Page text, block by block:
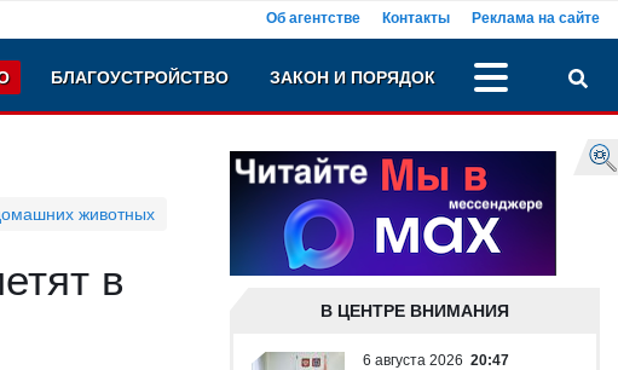
Об агентстве Контакты Реклама на сайте
БЛАГОУСТРОЙСТВО ЗАКОН И ПОРЯДОК
животных
в
В ЦЕНТРЕ ВНИМАНИЯ
6 августа 2026 20:47